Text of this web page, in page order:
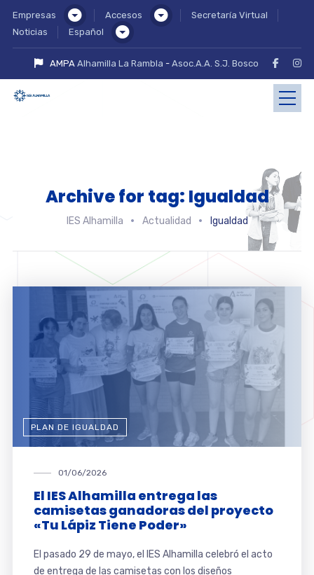
Empresas Accesos
Secretaría Virtual
Noticias
Español
AMPAAlhamilla La Rambla -Asoc.A.A. S.J. Bosco
Archive for tag: Igualdad
IES Alhamilla Actualidad Igualdad
PLAN DE IGUALDAD
01/06/2026
El IES Alhamilla entrega las
camisetas ganadoras del proyecto
«Tu Lápiz Tiene Poder»
El pasado 29 de mayo, el IES Alhamilla celebró el acto
de entrega de las camisetas con los diseños